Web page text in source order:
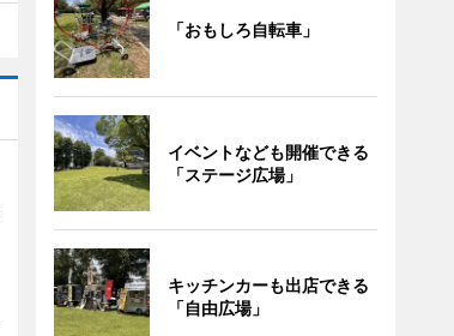
「おもしろ自転車」
イベントなども開催できる
「ステージ広場」
キッチンカーも出店できる
「自由広場」